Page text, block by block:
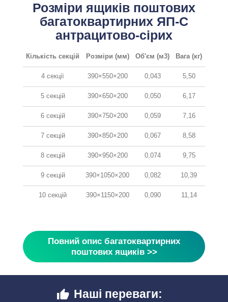
Розміри ящиків поштових
багатоквартирних ЯП-C
антрацитово-сірих
Кількість секцій Розміри (мм) Об'єм (м3) Вага (кг)
4 секції 390×550×200 0,043 5,50
5 секцій 390×650×200 0,050 6,17
6 секцій 390×750×200 0,059 7,16
7 секцій 390×850×200 0,067 8,58
8 секцій 390×950×200 0,074 9,75
9 секцій 390×1050×200 0,082 10,39
10 секцій 390×1150×200 0,090 11,14
Повний опис багатоквартирних
поштових ящиків >>
 Наші переваги: